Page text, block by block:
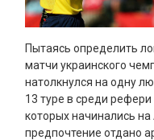
Пытаясь определить
матчи украинского
натолкнулся на одну
13 туре в среди
которых начинались
предпочтение отдано